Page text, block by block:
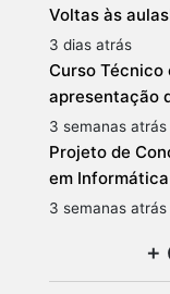
Voltas às
3 dias atrás
Curso Técnico
apresentação
3 semanas atrás
Projeto de
em Informática
3 semanas atrás
+